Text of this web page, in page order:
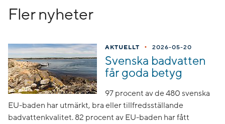
Fler nyheter
AKTUELLT • 2026-05-20
Svenska badvatten
får goda betyg
97 procent av de 480 svenska
EU-baden har utmärkt, bra eller tillfredsställande
badvattenkvalitet. 82 procent av EU-baden har fått